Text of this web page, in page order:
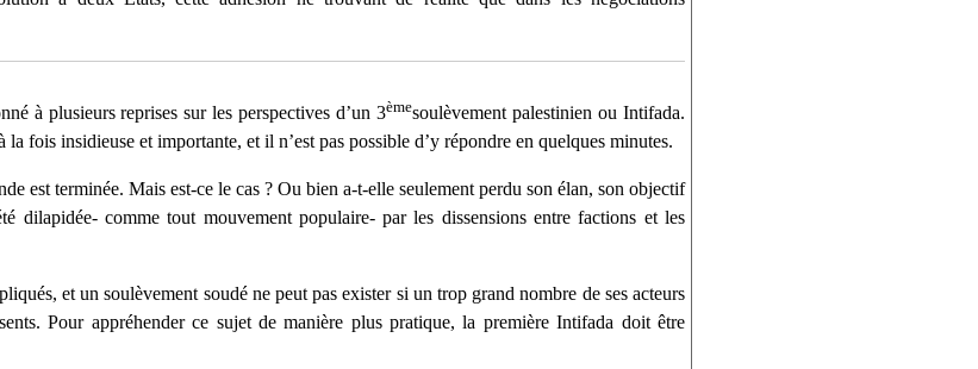
à plusieurs reprises sur les perspectives d’un 3èmesoulèvement palestinien ou Intifada.
fois insidieuse et importante, et il n’est pas possible d’y répondre en quelques minutes.
est terminée. Mais est-ce le cas ? Ou bien a-t-elle seulement perdu son élan, son objectif
dilapidée- comme tout mouvement populaire- par les dissensions entre factions et les
et un soulèvement soudé ne peut pas exister si un trop grand nombre de ses acteurs
Pour appréhender ce sujet de manière plus pratique, la première Intifada doit être